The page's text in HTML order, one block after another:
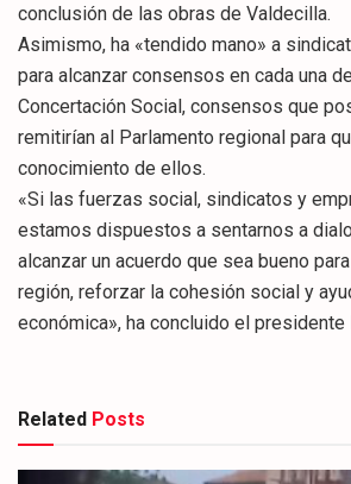
conclusión de las obras de Valdecilla.
Asimismo, ha «tendido mano» a
para alcanzar consensos en cada una
Concertación Social, consensos que
remitirían al Parlamento regional para
conocimiento de ellos.
«Si las fuerzas social, sindicatos y
estamos dispuestos a sentarnos a
alcanzar un acuerdo que sea bueno
región, reforzar la cohesión social y
económica», ha concluido el presidente
Related Posts